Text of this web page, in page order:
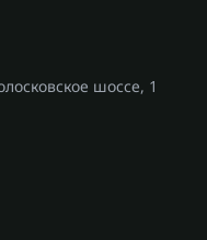
прицельный
Для ВСУ
без которого
операций
шоссе, 1